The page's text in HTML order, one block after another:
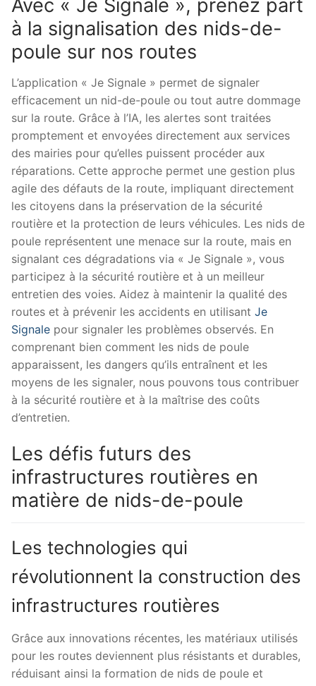
Avec « Je Signale », prenez part
à la signalisation des nids-de-
poule sur nos routes
L’application « Je Signale » permet de signaler
efficacement un nid-de-poule ou tout autre dommage
sur la route. Grâce à l’IA, les alertes sont traitées
promptement et envoyées directement aux services
des mairies pour qu’elles puissent procéder aux
réparations. Cette approche permet une gestion plus
agile des défauts de la route, impliquant directement
les citoyens dans la préservation de la sécurité
routière et la protection de leurs véhicules. Les nids de
poule représentent une menace sur la route, mais en
signalant ces dégradations via « Je Signale », vous
participez à la sécurité routière et à un meilleur
entretien des voies. Aidez à maintenir la qualité des
routes et à prévenir les accidents en utilisant Je
Signale pour signaler les problèmes observés. En
comprenant bien comment les nids de poule
apparaissent, les dangers qu’ils entraînent et les
moyens de les signaler, nous pouvons tous contribuer
à la sécurité routière et à la maîtrise des coûts
d’entretien.
Les défis futurs des
infrastructures routières en
matière de nids-de-poule
Les technologies qui
révolutionnent la construction des
infrastructures routières
Grâce aux innovations récentes, les matériaux utilisés
pour les routes deviennent plus résistants et durables,
réduisant ainsi la formation de nids de poule et